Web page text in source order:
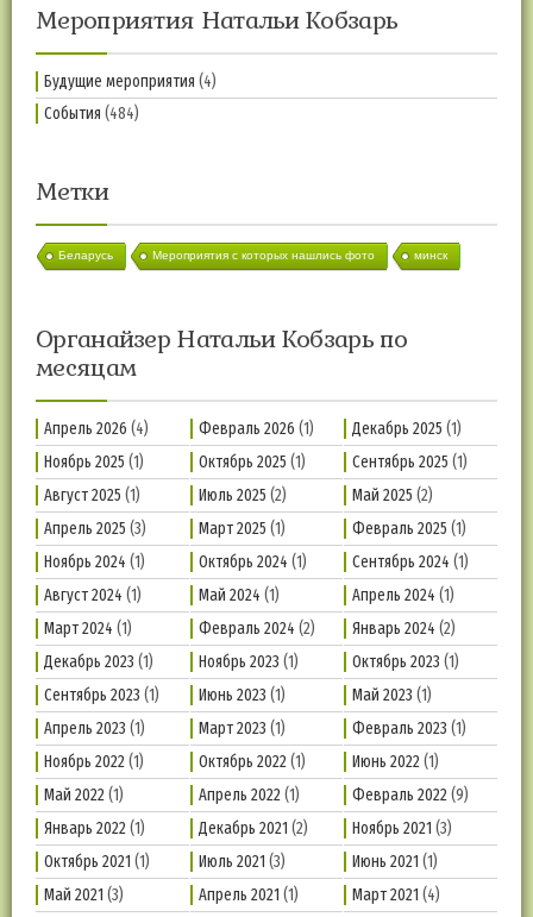
Мероприятия Натальи Кобзарь
Будущие мероприятия (4)
События (484)
Метки
Беларусь Мероприятия с которых нашлись фото минск
Органайзер Натальи Кобзарь по
месяцам
Апрель 2026 (4) Февраль 2026 (1) Декабрь 2025 (1)
Ноябрь 2025 (1) Октябрь 2025 (1) Сентябрь 2025 (1)
Август 2025 (1) Июль 2025 (2) Май 2025 (2)
Апрель 2025 (3) Март 2025 (1) Февраль 2025 (1)
Ноябрь 2024 (1) Октябрь 2024 (1) Сентябрь 2024 (1)
Август 2024 (1) Май 2024 (1) Апрель 2024 (1)
Март 2024 (1) Февраль 2024 (2) Январь 2024 (2)
Декабрь 2023 (1) Ноябрь 2023 (1) Октябрь 2023 (1)
Сентябрь 2023 (1) Июнь 2023 (1) Май 2023 (1)
Апрель 2023 (1) Март 2023 (1) Февраль 2023 (1)
Ноябрь 2022(1) Октябрь 2022(1) Июнь 2022(1)
Май 2022(1) Апрель 2022(1) Февраль 2022(9)
Январь 2022(1) Декабрь 2021 (2) Ноябрь 2021 (3)
Октябрь 2021 (1) Июль 2021 (3) Июнь 2021 (1)
Май 2021 (3) Апрель 2021 (1) Март 2021 (4)